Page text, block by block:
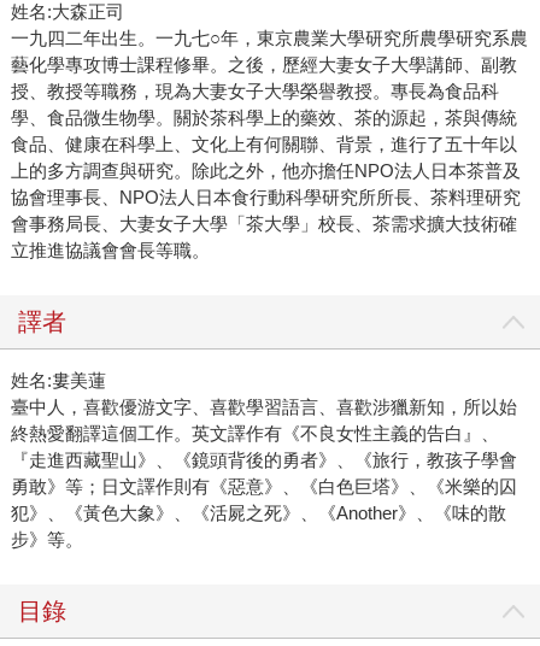
姓名:大森正司
一九四二年出生。一九七○年，東京農業大學研究所農學研究系農
藝化學專攻博士課程修畢。之後，歷經大妻女子大學講師、副教
授、教授等職務，現為大妻女子大學榮譽教授。專長為食品科
學、食品微生物學。關於茶科學上的藥效、茶的源起，茶與傳統
食品、健康在科學上、文化上有何關聯、背景，進行了五十年以
上的多方調查與研究。除此之外，他亦擔任NPO法人日本茶普及
協會理事長、NPO法人日本食行動科學研究所所長、茶料理研究
會事務局長、大妻女子大學「茶大學」校長、茶需求擴大技術確
立推進協議會會長等職。
譯者
姓名:婁美蓮
臺中人，喜歡優游文字、喜歡學習語言、喜歡涉獵新知，所以始
終熱愛翻譯這個工作。英文譯作有《不良女性主義的告白』、
『走進西藏聖山》、《鏡頭背後的勇者》、《旅行，教孩子學會
勇敢》等；日文譯作則有《惡意》、《白色巨塔》、《米樂的囚
犯》、《黃色大象》、《活屍之死》、《Another》、《味的散
步》等。
目錄